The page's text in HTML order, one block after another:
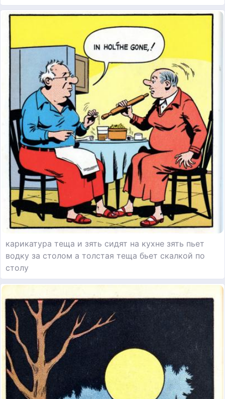
карикатура теща и зять сидят на кухне зять пьет
водку за столом а толстая теща бьет скалкой по
столу